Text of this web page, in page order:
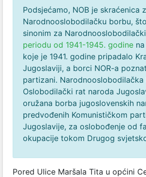
Podsjećamo, NOB je skraćenica
Narodnooslobodilačku borbu,
sinonim za
periodu od 1941-1945. godine
koje je 1941. godine pripadalo
Jugoslaviji, a borci NOR-a
partizani. Narodnooslobodilačka
Oslobodilački rat naroda
oružana borba jugoslovenskih
predvođenih Komunističkom
Jugoslavije, za oslobođenje od
okupacije tokom Drugog
Pored Ulice Maršala Tita u općini